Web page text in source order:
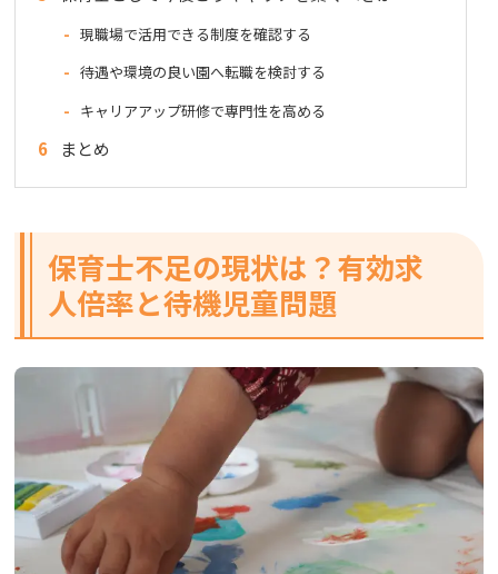
現職場で活用できる制度を確認する
待遇や環境の良い園へ転職を検討する
キャリアアップ研修で専門性を高める
6 まとめ
保育士不足の現状は？有効求
人倍率と待機児童問題